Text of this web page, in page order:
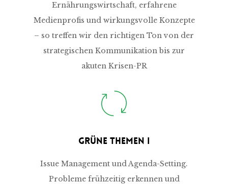
Ernährungswirtschaft, erfahrene
Medienprofis und wirkungsvolle Konzepte
– so treffen wir den richtigen Ton von der
strategischen Kommunikation bis zur
akuten Krisen-PR
Grüne Themen I
Issue Management und Agenda-Setting.
Probleme frühzeitig erkennen und